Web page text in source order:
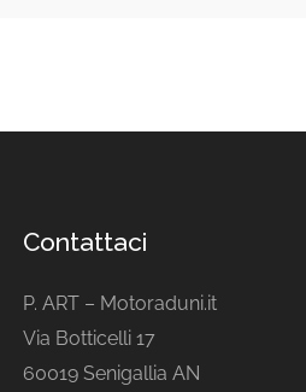
Contattaci
P. ART – Motoraduni.it
Via Botticelli 17
60019 Senigallia AN